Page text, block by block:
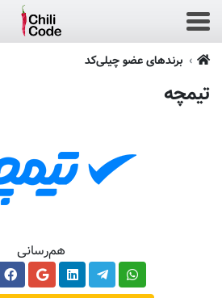
برندهای عضو چیلی‌کد
تیمچه
هم‌رسانی